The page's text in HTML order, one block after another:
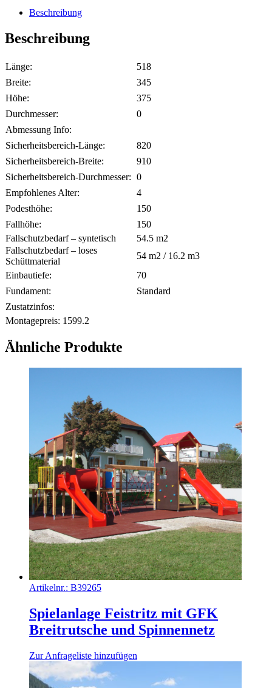
Beschreibung
Beschreibung
Länge:
518
Breite:
345
Höhe:
375
Durchmesser:
0
Abmessung Info:
Sicherheitsbereich-Länge:
820
Sicherheitsbereich-Breite:
910
Sicherheitsbereich-Durchmesser: 0
Empfohlenes Alter:
4
Podesthöhe:
150
Fallhöhe:
150
Fallschutzbedarf – syntetisch
54.5 m2
Fallschutzbedarf – loses
Schüttmaterial
54 m2 / 16.2 m3
Einbautiefe:
70
Fundament:
Standard
Zustatzinfos:
Montagepreis: 1599.2
Ähnliche Produkte
Artikelnr.: B39265
Spielanlage Feistritz mit GFK
Breitrutsche und Spinnennetz
Zur Anfrageliste hinzufügen